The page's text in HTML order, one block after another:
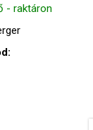
- raktáron